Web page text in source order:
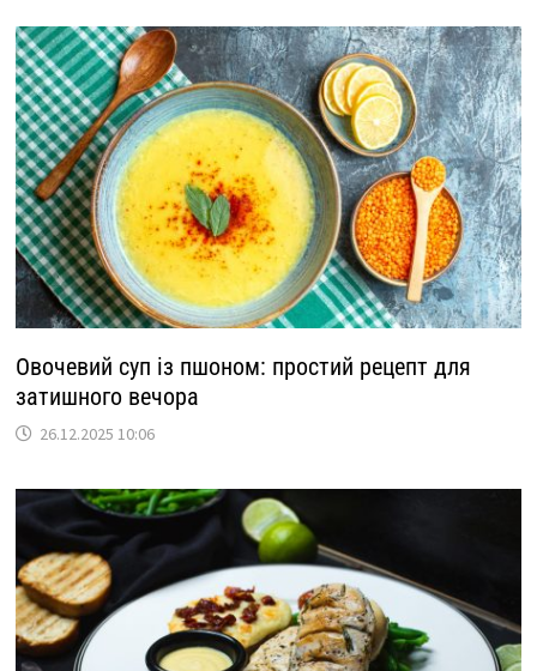
Овочевий суп із пшоном: простий рецепт для
затишного вечора
26.12.2025 10:06